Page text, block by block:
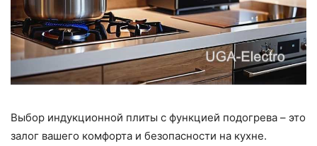
Выбор индукционной плиты с функцией подогрева – это
залог вашего комфорта и безопасности на кухне.